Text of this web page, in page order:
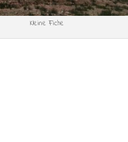
Kleine Fiche